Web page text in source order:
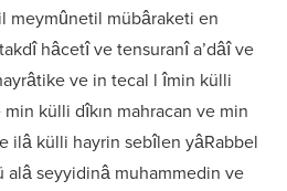
meymûnetil mübâraketi en
hâcetî ve tensuranî a’dâî ve
ve in tecal l îmin külli
külli dîkın mahracan ve min
ilâ külli hayrin sebîlen yâRabbel
alâ seyyidinâ muhammedin ve